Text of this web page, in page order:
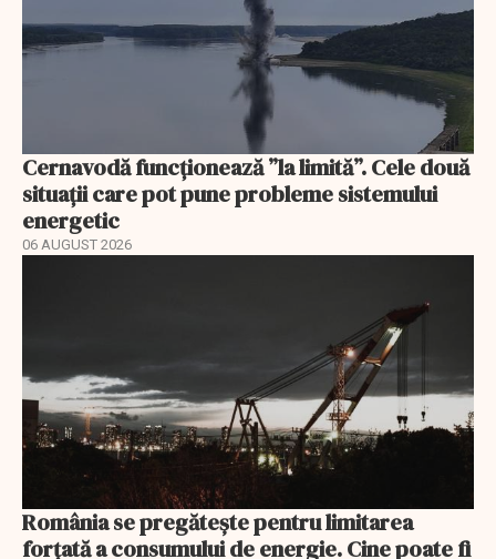
Cernavodă funcționează ”la limită”. Cele două
situații care pot pune probleme sistemului
energetic
06 AUGUST 2026
România se pregătește pentru limitarea
forțată a consumului de energie. Cine poate fi